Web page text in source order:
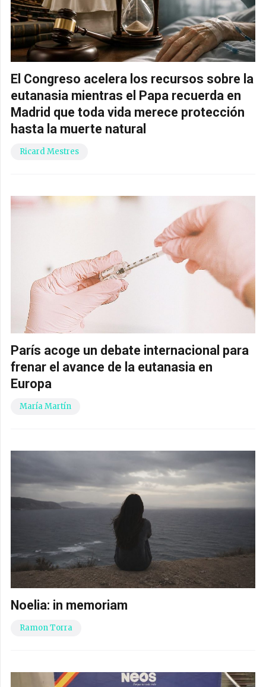
El Congreso acelera los recursos sobre la
eutanasia mientras el Papa recuerda en
Madrid que toda vida merece protección
hasta la muerte natural
Ricard Mestres
París acoge un debate internacional para
frenar el avance de la eutanasia en
Europa
María Martín
Noelia: in memoriam
Ramon Torra